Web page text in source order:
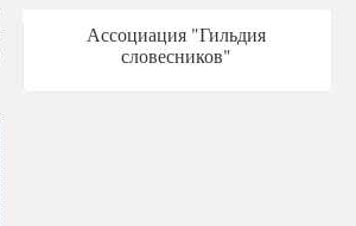
Ассоциация "Гильдия
словесников"